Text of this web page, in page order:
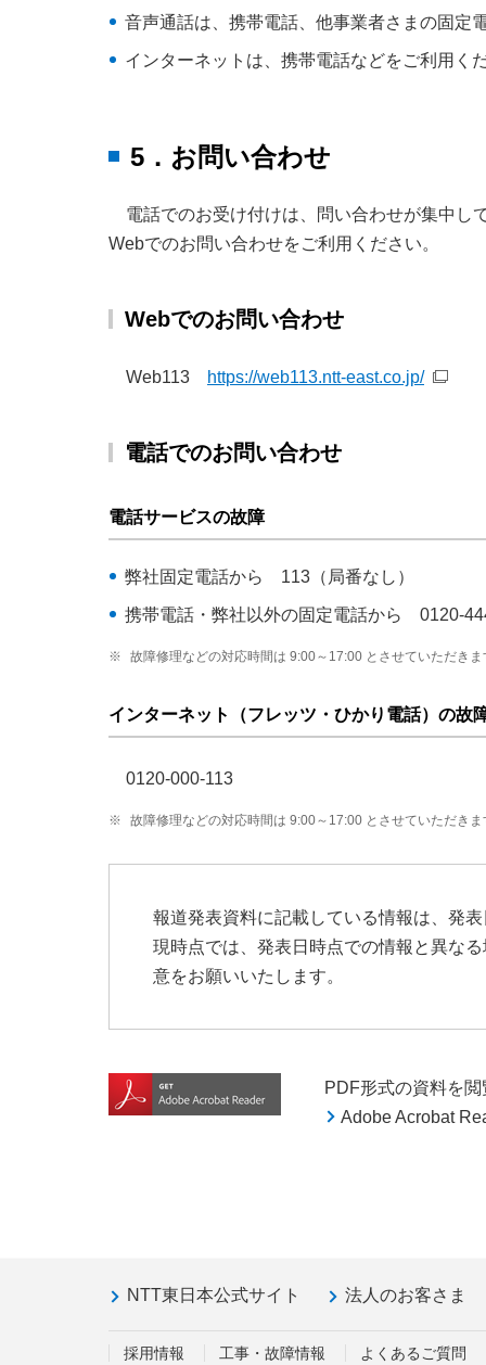
音声通話は、携帯電話、他事業者さまの固定
インターネットは、携帯電話などをご利用く
5．お問い合わせ
電話でのお受け付けは、問い合わせが集中し
Webでのお問い合わせをご利用ください。
Webでのお問い合わせ
Web113 https://web113.ntt-east.co.jp/
電話でのお問い合わせ
電話サービスの故障
弊社固定電話から 113（局番なし）
携帯電話・弊社以外の固定電話から 0120-
※ 故障修理などの対応時間は 9:00～17:00 とさせていただきま
インターネット（フレッツ・ひかり電話）の故
0120-000-113
※ 故障修理などの対応時間は 9:00～17:00 とさせていただきま
報道発表資料に記載している情報は、発
現時点では、発表日時点での情報と異な
意をお願いいたします。
PDF形式の資料を
Adobe Acrobat
NTT東日本公式サイト 法人のお客さま
採用情報 工事・故障情報 よくあるご質問